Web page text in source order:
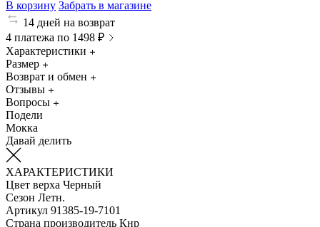
В корзину Забрать в магазине
14 дней на возврат
4 платежа по 1498 ₽
Характеристики
Размер
Возврат и обмен
Отзывы
Вопросы
Подели
Мокка
Давай делить
ХАРАКТЕРИСТИКИ
Цвет верха Черный
Сезон Летн.
Артикул 91385-19-7101
Страна производитель Кнр